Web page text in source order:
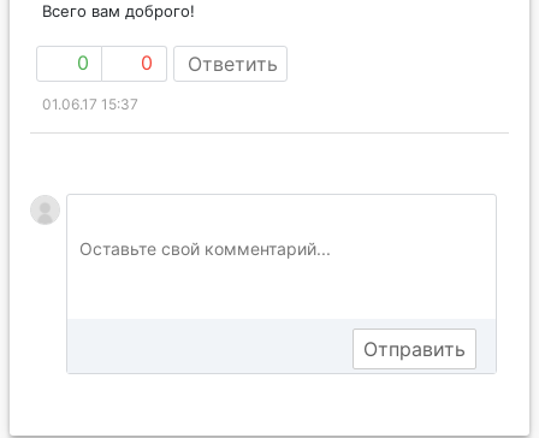
Всего вам доброго!
0 0 Ответить
01.06.17 15:37